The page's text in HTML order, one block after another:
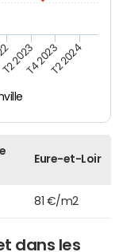
T2 2023T4 2023T2 2024
Eure-et-Loir
81 €/m2
dans les